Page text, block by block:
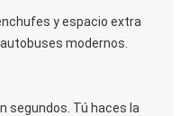
y espacio extra
modernos.
segundos. Tú haces la